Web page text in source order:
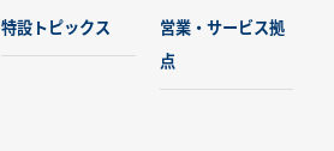
特設トピックス
営業・サービス拠
点